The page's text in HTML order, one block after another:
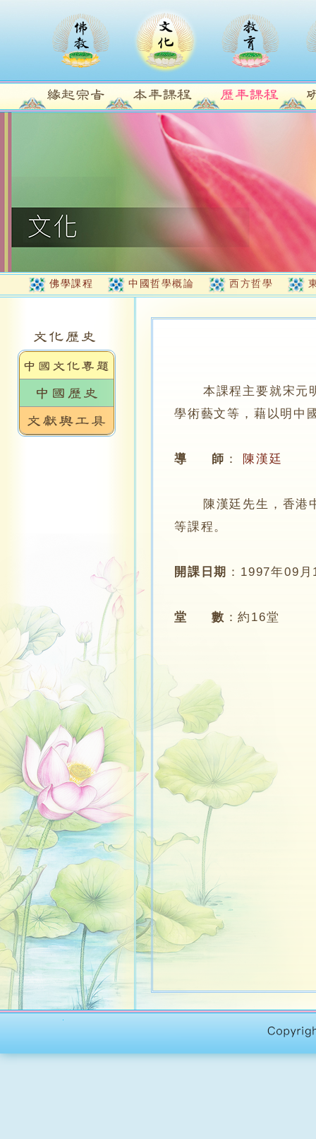
佛學課程 中國哲學概論 西方哲學
本課程主要就宋元
學術藝文等，藉以明中
導 師 ： 陳漢廷
陳漢廷先生，香港中
等課程。
開課日期 ： 1997年09月
堂 數 ：約16堂